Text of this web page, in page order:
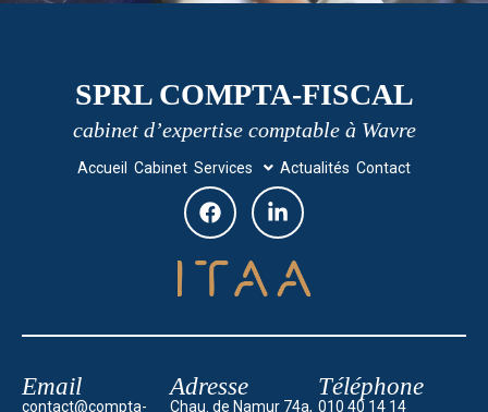
SPRL COMPTA-FISCAL
cabinet d’expertise comptable à Wavre
Accueil Cabinet Services Actualités Contact
Email
contact@compta-
Adresse
Chau. de Namur 74a,
Téléphone
010 40 14 14